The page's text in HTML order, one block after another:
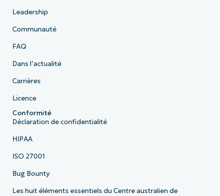
Leadership
Communauté
FAQ
Dans l’actualité
Carrières
Licence
Conformité
Déclaration de confidentialité
HIPAA
ISO 27001
Bug Bounty
Les huit éléments essentiels du Centre australien de